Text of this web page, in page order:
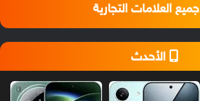
جميع العلامات التجارية
الأحدث